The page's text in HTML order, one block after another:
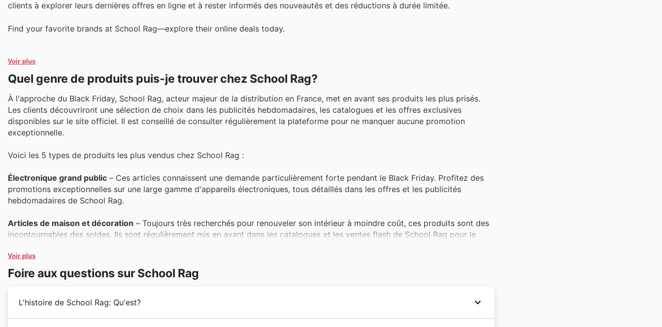
clients à explorer leurs dernières offres en ligne et à rester informés des nouveautés et des réductions à durée limitée.
Find your favorite brands at School Rag—explore their online deals today.
Voir plus
Quel genre de produits puis-je trouver chez School Rag?
À l'approche du Black Friday, School Rag, acteur majeur de la distribution en France, met en avant ses produits les plus prisés.
Les clients découvriront une sélection de choix dans les publicités hebdomadaires, les catalogues et les offres exclusives
disponibles sur le site officiel. Il est conseillé de consulter régulièrement la plateforme pour ne manquer aucune promotion
exceptionnelle.
Voici les 5 types de produits les plus vendus chez School Rag :
Électronique grand public – Ces articles connaissent une demande particulièrement forte pendant le Black Friday. Profitez des
promotions exceptionnelles sur une large gamme d'appareils électroniques, tous détaillés dans les offres et les publicités
hebdomadaires de School Rag.
Articles de maison et décoration – Toujours très recherchés pour renouveler son intérieur à moindre coût, ces produits sont des
incontournables des soldes. Ils sont régulièrement mis en avant dans les catalogues et les ventes flash de School Rag pour le
Vêtements et accessoires de mode – La popularité des vêtements et accessoires ne faiblit jamais, surtout lors des événements
promotionnels majeurs. Découvrez les dernières tendances et les meilleures affaires disponibles dans les deals de School Rag
Voir plus
Foire aux questions sur School Rag
L'histoire de School Rag: Qu'est?